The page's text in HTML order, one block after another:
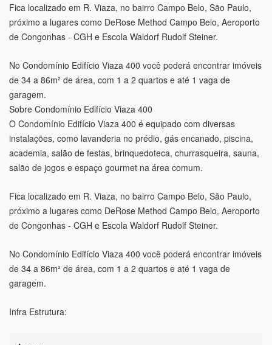
Fica localizado em R. Viaza, no bairro Campo Belo, São Paulo,
próximo a lugares como DeRose Method Campo Belo, Aeroporto
de Congonhas - CGH e Escola Waldorf Rudolf Steiner.
No Condomínio Edifício Viaza 400 você poderá encontrar imóveis
de 34 a 86m² de área, com 1 a 2 quartos e até 1 vaga de
garagem.
Sobre Condomínio Edifício Viaza 400
O Condomínio Edifício Viaza 400 é equipado com diversas
instalações, como lavanderia no prédio, gás encanado, piscina,
academia, salão de festas, brinquedoteca, churrasqueira, sauna,
salão de jogos e espaço gourmet na área comum.
Fica localizado em R. Viaza, no bairro Campo Belo, São Paulo,
próximo a lugares como DeRose Method Campo Belo, Aeroporto
de Congonhas - CGH e Escola Waldorf Rudolf Steiner.
No Condomínio Edifício Viaza 400 você poderá encontrar imóveis
de 34 a 86m² de área, com 1 a 2 quartos e até 1 vaga de
garagem.
Infra Estrutura: